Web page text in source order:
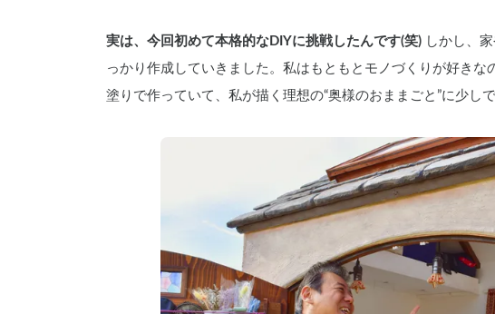
実は、今回初めて本格的なDIYに挑戦したんです(笑) しかし、
っかり作成していきました。私はもともとモノづくりが好き
塗りで作っていて、私が描く理想の“奥様のおままごと”に少し